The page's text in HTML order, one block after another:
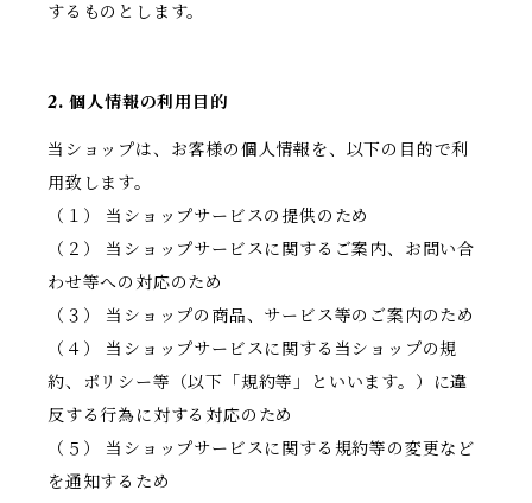
するものとします。
2. 個人情報の利用目的
当ショップは、お客様の個人情報を、以下の目的で利
用致します。
（１） 当ショップサービスの提供のため
（２） 当ショップサービスに関するご案内、お問い合
わせ等への対応のため
（３） 当ショップの商品、サービス等のご案内のため
（４） 当ショップサービスに関する当ショップの規
約、ポリシー等（以下「規約等」といいます。）に違
反する行為に対する対応のため
（５） 当ショップサービスに関する規約等の変更など
を通知するため